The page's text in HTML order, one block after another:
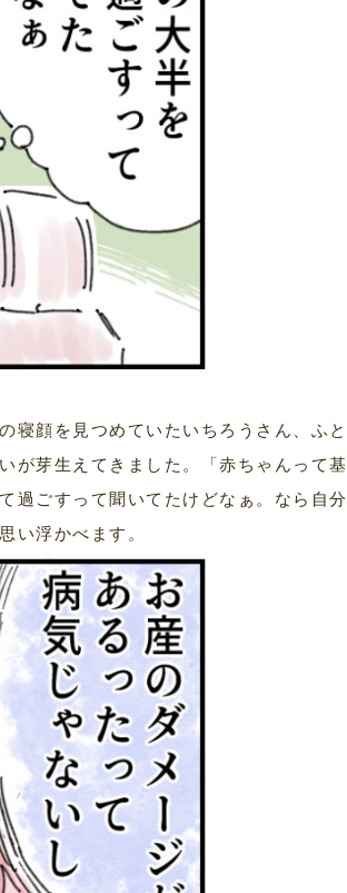
寝顔を見つめていたいちろうさん、ふと
が芽生えてきました。「赤ちゃんって基
過ごすって聞いてたけどなぁ。なら自分
い浮かべます。